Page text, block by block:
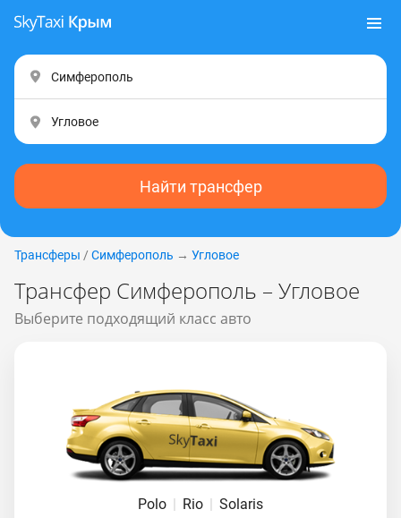
Найти трансфер
Трансферы / Симферополь → Угловое
Трансфер Симферополь – Угловое
Выберите подходящий класс авто
Polo | Rio | Solaris